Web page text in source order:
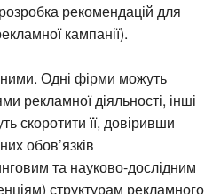
рекомендацій для
кампанії).
Одні фірми можуть
рекламної діяльності, інші
скоротити її, довіривши
обов’язків
та науково-дослідним
структурам рекламного